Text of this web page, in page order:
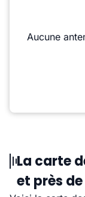
Aucune
La carte
et près